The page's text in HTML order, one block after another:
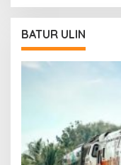
BATUR ULIN